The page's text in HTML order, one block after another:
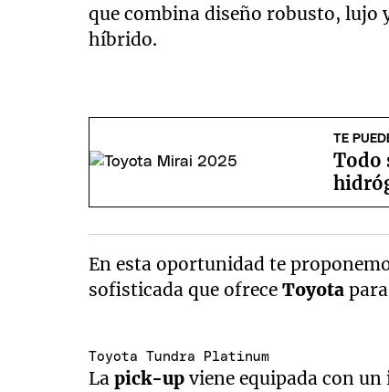
que combina diseño robusto,
híbrido.
TE
Todo
En esta oportunidad te
sofisticada que ofreceToyota
Toyota Tundra Platinum
La pick-up viene equipada con